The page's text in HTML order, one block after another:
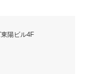
陽ビル4F